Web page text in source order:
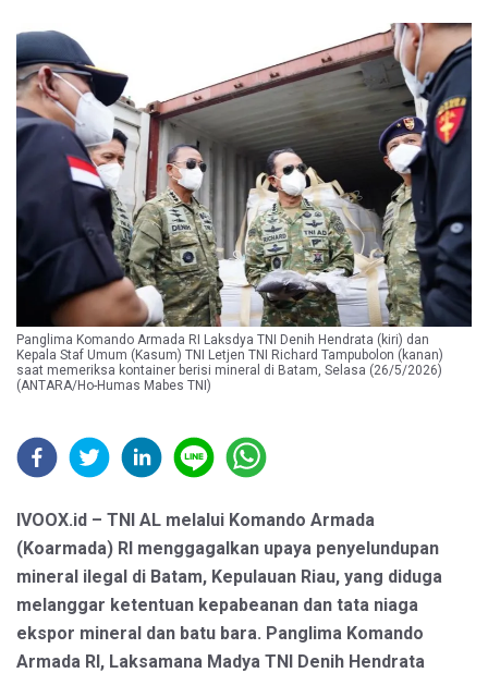
Panglima Komando Armada RI Laksdya TNI Denih Hendrata (kiri) dan
Kepala Staf Umum (Kasum) TNI Letjen TNI Richard Tampubolon (kanan)
saat memeriksa kontainer berisi mineral di Batam, Selasa (26/5/2026)
(ANTARA/Ho-Humas Mabes TNI)
IVOOX.id – TNI AL melalui Komando Armada
(Koarmada) RI menggagalkan upaya penyelundupan
mineral ilegal di Batam, Kepulauan Riau, yang diduga
melanggar ketentuan kepabeanan dan tata niaga
ekspor mineral dan batu bara. Panglima Komando
Armada RI, Laksamana Madya TNI Denih Hendrata